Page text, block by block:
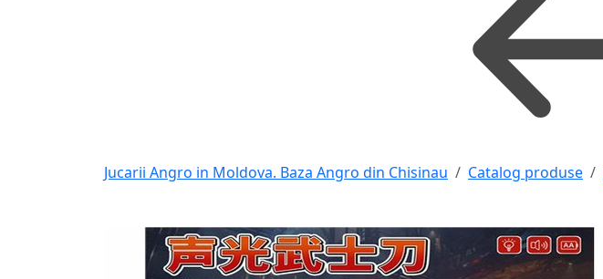
Jucarii Angro in Moldova. Baza Angro din Chisinau Catalog produse